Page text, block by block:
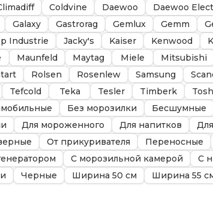
Coldvine Daewoo Daewoo
Galaxy Gastrorag Gemlux Gemm
Industrie Jacky's Kaiser Kenwood
Maunfeld Maytag Miele Mitsubishi
Rolsen Rosenlew Samsung
Tefcold Teka Tesler Timberk
Без морозилки Бесшумные
Для мороженного Для напитков
От прикуривателя Переносные
С морозильной камерой
С
Черные Ширина 50 см Ширина 55